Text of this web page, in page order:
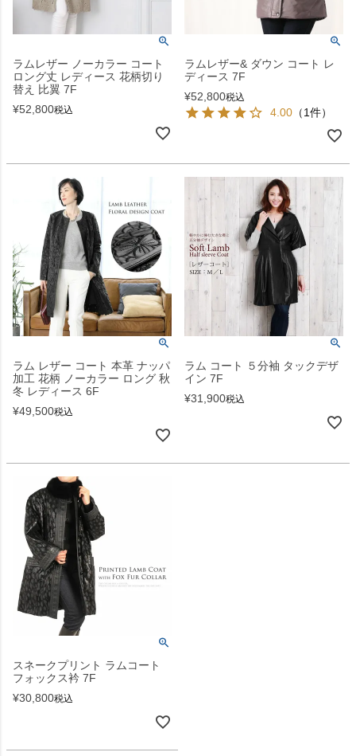
ラムレザー ノーカラー コート
ロング丈 レディース 花柄切り
替え 比翼 7F
¥52,800税込
ラムレザー& ダウン コート レ
ディース 7F
¥52,800税込
4.00 （1件）
ラム レザー コート 本革 ナッパ
加工 花柄 ノーカラー ロング 秋
冬 レディース 6F
¥49,500税込
ラム コート ５分袖 タックデザ
イン 7F
¥31,900税込
スネークプリント ラムコート
フォックス衿 7F
¥30,800税込